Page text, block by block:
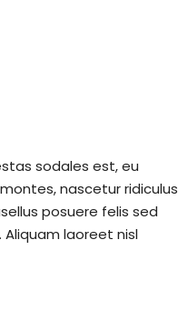
sodales est, eu
nascetur ridiculus
posuere felis sed
laoreet nisl